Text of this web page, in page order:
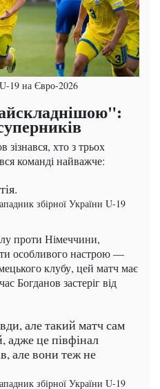
19 на Євро-2026
хто з трьох
команді найважче:
збірної України U-19
проти Німеччини,
особливого настрою —
клубу, цей матч має
Богданов застеріг від
але такий матч сам
адже це півфінал
але вони теж не
збірної України U-19